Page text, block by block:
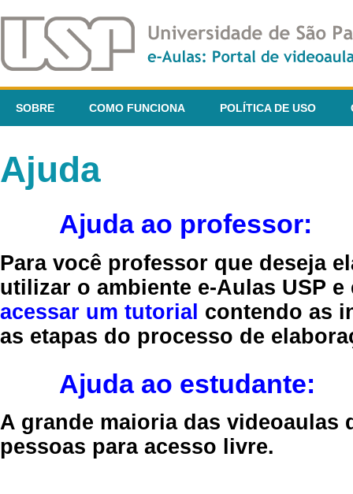
SOBRE COMO FUNCIONA POLÍTICA DE USO
Ajuda
Ajuda ao professor:
Para você professor que deseja
utilizar o ambiente e-Aulas USP
acessar um tutorial contendo as
as etapas do processo de
Ajuda ao estudante:
A grande maioria das videoaulas
pessoas para acesso livre.